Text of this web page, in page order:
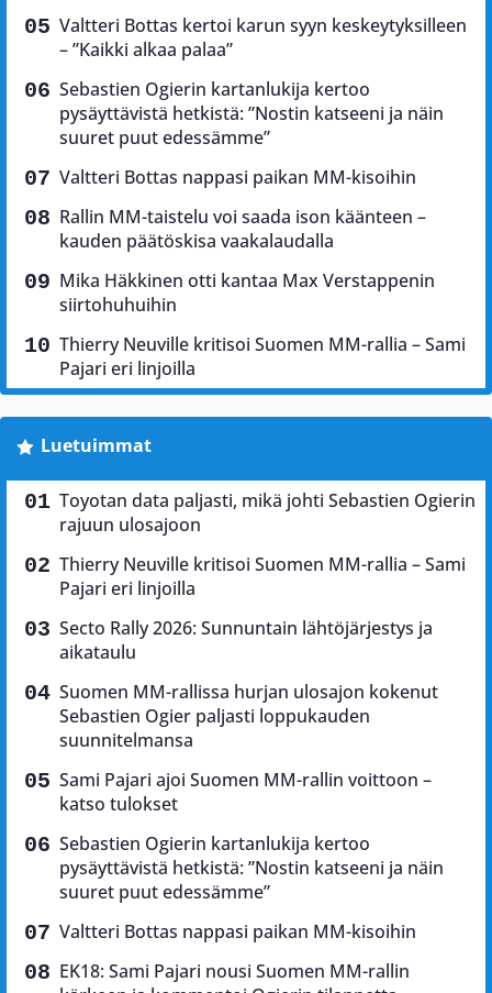
Valtteri Bottas kertoi karun syyn keskeytyksilleen
– ”Kaikki alkaa palaa”
Sebastien Ogierin kartanlukija kertoo
pysäyttävistä hetkistä: ”Nostin katseeni ja näin
suuret puut edessämme”
Valtteri Bottas nappasi paikan MM-kisoihin
Rallin MM-taistelu voi saada ison käänteen –
kauden päätöskisa vaakalaudalla
Mika Häkkinen otti kantaa Max Verstappenin
siirtohuhuihin
Thierry Neuville kritisoi Suomen MM-rallia – Sami
Pajari eri linjoilla
Luetuimmat
Toyotan data paljasti, mikä johti Sebastien Ogierin
rajuun ulosajoon
Thierry Neuville kritisoi Suomen MM-rallia – Sami
Pajari eri linjoilla
Secto Rally 2026: Sunnuntain lähtöjärjestys ja
aikataulu
Suomen MM-rallissa hurjan ulosajon kokenut
Sebastien Ogier paljasti loppukauden
suunnitelmansa
Sami Pajari ajoi Suomen MM-rallin voittoon –
katso tulokset
Sebastien Ogierin kartanlukija kertoo
pysäyttävistä hetkistä: ”Nostin katseeni ja näin
suuret puut edessämme”
Valtteri Bottas nappasi paikan MM-kisoihin
EK18: Sami Pajari nousi Suomen MM-rallin